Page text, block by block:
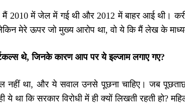
मैं 2010 में जेल में गई थी और 2012 में बाहर आई थी।
मेरे ऊपर जो मुख्य आरोप था, वो ये कि मैं लेख के माध्यम
थे, जिनके कारण आप पर ये इल्जाम लगाए गए?
नहीं था, और ये सवाल उनसे पूछना चाहिए। जब
ये था कि सरकार विरोधी में ही क्यों लिखती रहती हो?